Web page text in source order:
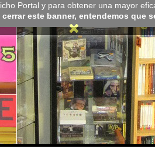
Portal y para obtener una mayor
este banner, entendemos que